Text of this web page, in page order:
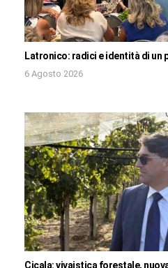
Latronico: radici e identità di un
6 Agosto 2026
Cicala: vivaistica forestale,